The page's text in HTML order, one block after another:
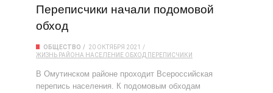
Переписчики начали подомовой
обход
ОБЩЕСТВО
20 ОКТЯБРЯ 2021
ЖИЗНЬ РАЙОНА НАСЕЛЕНИЕ ОБХОД ПЕРЕПИСЧИКИ
В Омутинском районе проходит Всероссийская
перепись населения. К подомовым обходам